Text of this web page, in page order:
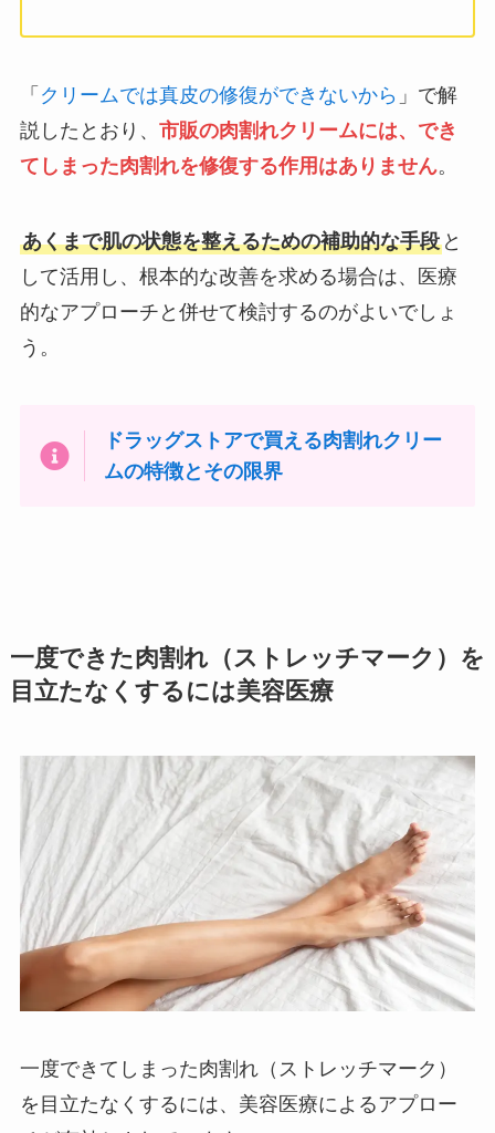
「 クリームでは真皮の修復ができないから 」で解
説したとおり、 市販の肉割れクリームには、でき
てしまった肉割れを修復する作用はありません。
あくまで肌の状態を整えるための補助的な手段と
して活用し、根本的な改善を求める場合は、医療
的なアプローチと併せて検討するのがよいでしょ
う。
ドラッグストアで買える肉割れクリー
ムの特徴とその限界
一度できた肉割れ（ストレッチマーク）を
目立たなくするには美容医療
一度できてしまった肉割れ（ストレッチマーク）
を目立たなくするには、美容医療によるアプロー